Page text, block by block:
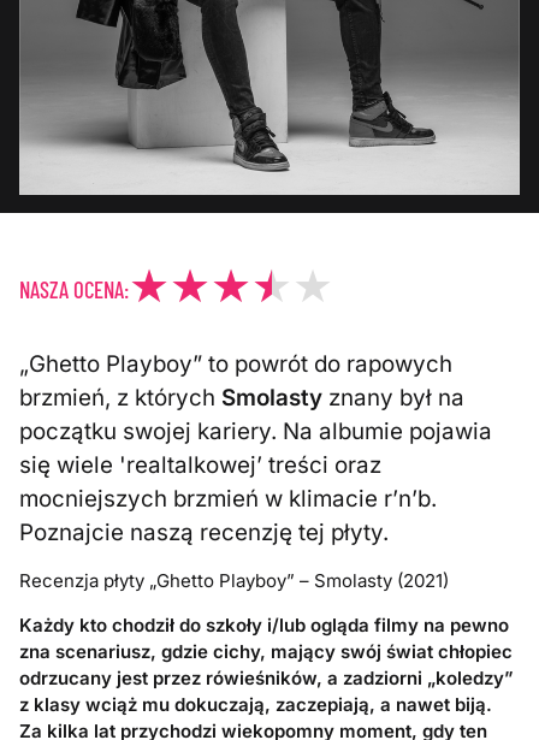
NASZA OCENA:
„Ghetto Playboy” to powrót do rapowych
brzmień, z których Smolasty znany był na
początku swojej kariery. Na albumie pojawia
się wiele 'realtalkowej’ treści oraz
mocniejszych brzmień w klimacie r’n’b.
Poznajcie naszą recenzję tej płyty.
Recenzja płyty „Ghetto Playboy” – Smolasty (2021)
Każdy kto chodził do szkoły i/lub ogląda filmy na pewno
zna scenariusz, gdzie cichy, mający swój świat chłopiec
odrzucany jest przez rówieśników, a zadziorni „koledzy”
z klasy wciąż mu dokuczają, zaczepiają, a nawet biją.
Za kilka lat przychodzi wiekopomny moment, gdy ten